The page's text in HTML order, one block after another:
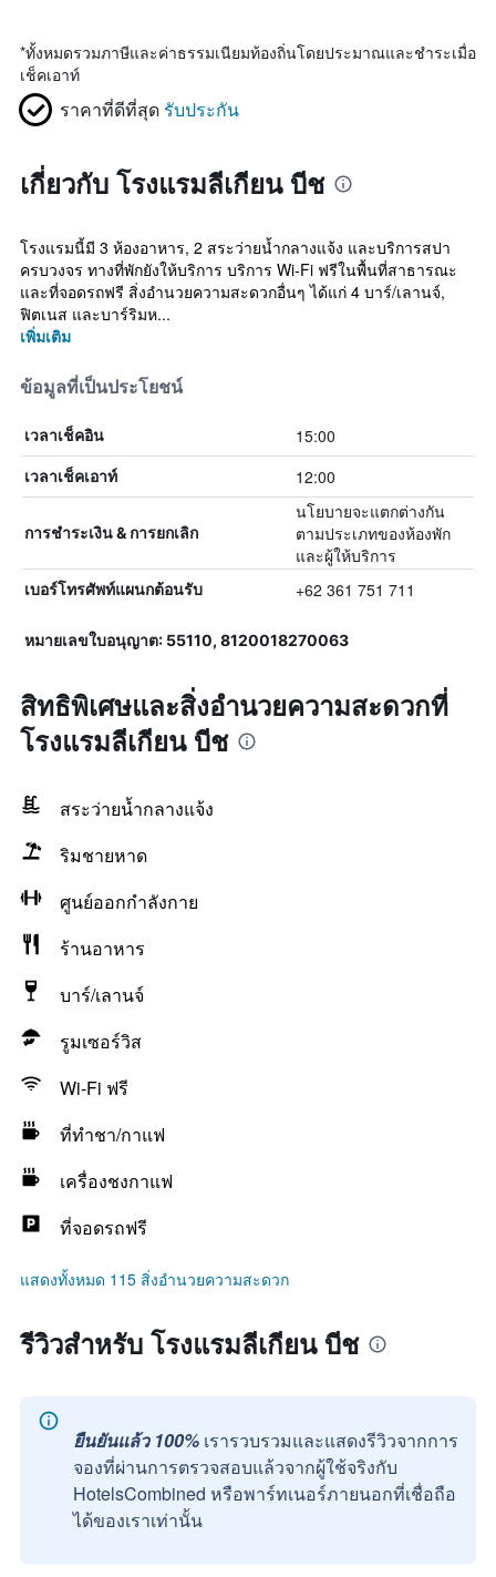
*ทั้งหมดรวมภาษีและค่าธรรมเนียมท้องถิ่นโดยประมาณและชำระเมื่อ
เช็คเอาท์
ราคาที่ดีที่สุด รับประกัน
เกี่ยวกับ โรงแรมลีเกียน บีช
โรงแรมนี้มี 3 ห้องอาหาร, 2 สระว่ายน้ำกลางแจ้ง และบริการสปา
ครบวงจร ทางที่พักยังให้บริการ บริการ Wi-Fi ฟรีในพื้นที่สาธารณะ
และที่จอดรถฟรี สิ่งอำนวยความสะดวกอื่นๆ ได้แก่ 4 บาร์/เลานจ์,
ฟิตเนส และบาร์ริมห...
เพิ่มเติม
ข้อมูลที่เป็นประโยชน์
เวลาเช็คอิน 15:00
เวลาเช็คเอาท์ 12:00
การชำระเงิน & การยกเลิก
นโยบายจะแตกต่างกัน
ตามประเภทของห้องพัก
และผู้ให้บริการ
เบอร์โทรศัพท์แผนกต้อนรับ +62 361 751 711
หมายเลขใบอนุญาต: 55110, 8120018270063
สิทธิพิเศษและสิ่งอำนวยความสะดวกที่
โรงแรมลีเกียน บีช
สระว่ายน้ำกลางแจ้ง
ริมชายหาด
ศูนย์ออกกำลังกาย
ร้านอาหาร
บาร์/เลานจ์
รูมเซอร์วิส
Wi-Fi ฟรี
ที่ทำชา/กาแฟ
เครื่องชงกาแฟ
ที่จอดรถฟรี
แสดงทั้งหมด 115 สิ่งอำนวยความสะดวก
รีวิวสำหรับ โรงแรมลีเกียน บีช
ยืนยันแล้ว 100% เรารวบรวมและแสดงรีวิวจากการ
จองที่ผ่านการตรวจสอบแล้วจากผู้ใช้จริงกับ
HotelsCombined หรือพาร์ทเนอร์ภายนอกที่เชื่อถือ
ได้ของเราเท่านั้น